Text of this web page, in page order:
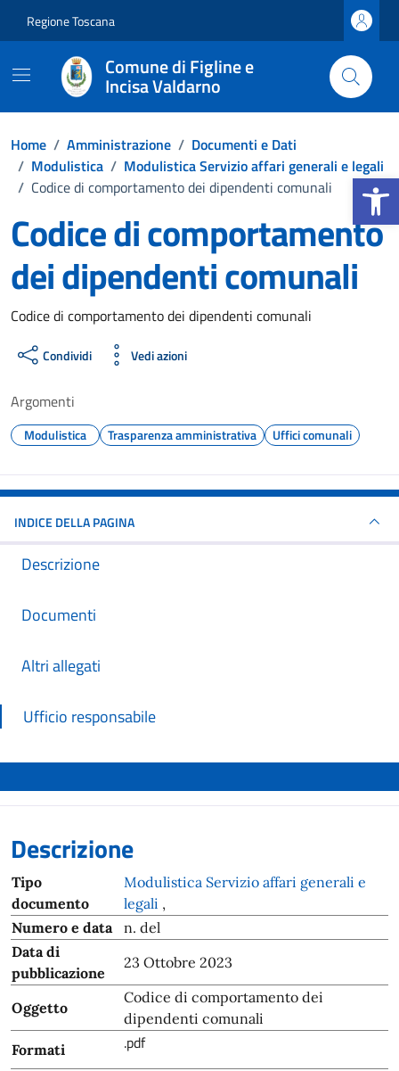
Apri la
Regione Toscana
Comune di Figline e
Incisa Valdarno
Home / Amministrazione / Documenti e Dati
/ Modulistica / Modulistica Servizio affari generali e legali
/ Codice di comportamento dei dipendenti comunali
Codice di comportamento
dei dipendenti comunali
Dettagli del documento
Codice di comportamento dei dipendenti comunali
Condividi Vedi azioni
Argomenti
Modulistica Trasparenza amministrativa Uffici comunali
INDICE DELLA PAGINA
Descrizione
Documenti
Altri allegati
Ufficio responsabile
Descrizione
Tipo
documento
Modulistica Servizio affari generali e
legali ,
Numero e data
n. del
Data di
pubblicazione
23 Ottobre 2023
Oggetto
Codice di comportamento dei
dipendenti comunali
Formati
.pdf